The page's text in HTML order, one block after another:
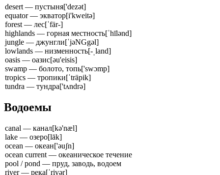
desert — пустыня['dezət]
equator — экватор[i'kweitə]
forest — лес[ˈfär-]
highlands — горная местность[ˈhīlənd]
jungle — джунгли[ˈjəNGgəl]
lowlands — низменность[-ˌland]
oasis — оазис[əu'eisis]
swamp — болото, топь['swɔmp]
tropics — тропики[ˈträpik]
tundra — тундра['tʌndrə]
Водоемы
canal — канал[kə'næl]
lake — озеро[lāk]
ocean — океан['əuʃn]
ocean current — океаническое течение
pool / pond — пруд, заводь, водоем
river — река[ˈrivər]